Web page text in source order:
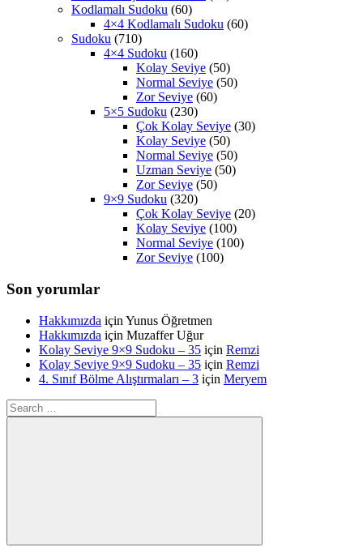
Kodlamalı Sudoku (60)
4×4 Kodlamalı Sudoku (60)
Sudoku (710)
4×4 Sudoku (160)
Kolay Seviye (50)
Normal Seviye (50)
Zor Seviye (60)
5×5 Sudoku (230)
Çok Kolay Seviye (30)
Kolay Seviye (50)
Normal Seviye (50)
Uzman Seviye (50)
Zor Seviye (50)
9×9 Sudoku (320)
Çok Kolay Seviye (20)
Kolay Seviye (100)
Normal Seviye (100)
Zor Seviye (100)
Son yorumlar
Hakkımızda için Yunus Öğretmen
Hakkımızda için Muzaffer Uğur
Kolay Seviye 9×9 Sudoku – 35 için Remzi
Kolay Seviye 9×9 Sudoku – 35 için Remzi
4. Sınıf Bölme Alıştırmaları – 3 için Meryem
Search
for:
Search